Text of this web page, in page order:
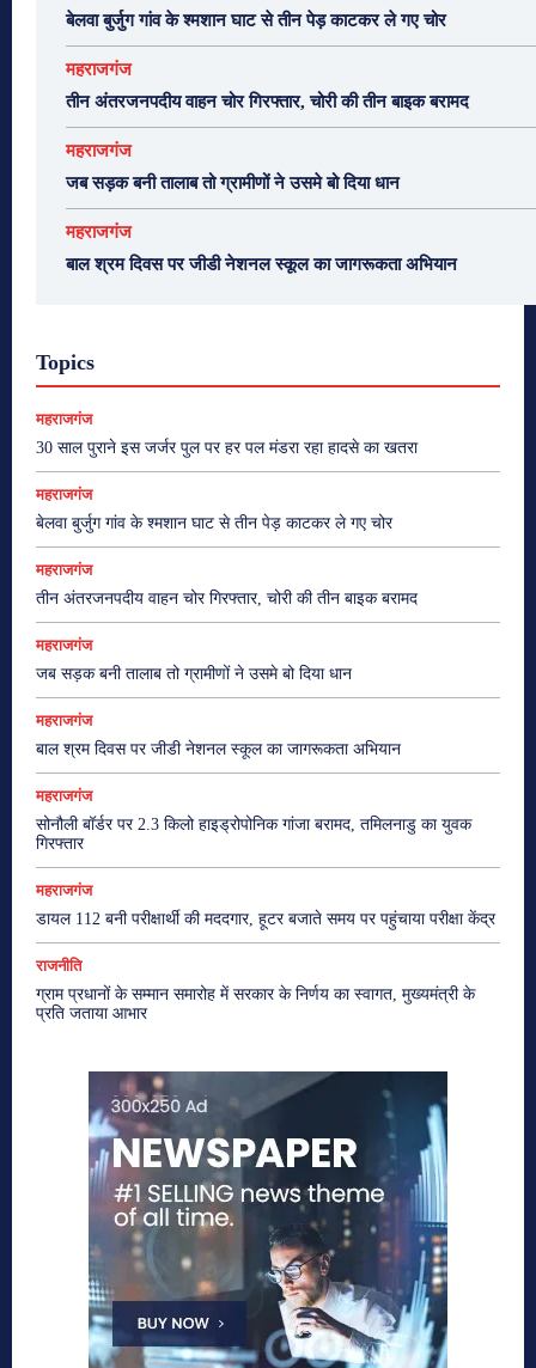
बेलवा बुर्जुग गांव के श्मशान घाट से तीन पेड़ काटकर ले गए चोर
महराजगंज
तीन अंतरजनपदीय वाहन चोर गिरफ्तार, चोरी की तीन बाइक बरामद
महराजगंज
जब सड़क बनी तालाब तो ग्रामीणों ने उसमे बो दिया धान
महराजगंज
बाल श्रम दिवस पर जीडी नेशनल स्कूल का जागरूकता अभियान
Topics
महराजगंज
30 साल पुराने इस जर्जर पुल पर हर पल मंडरा रहा हादसे का खतरा
महराजगंज
बेलवा बुर्जुग गांव के श्मशान घाट से तीन पेड़ काटकर ले गए चोर
महराजगंज
तीन अंतरजनपदीय वाहन चोर गिरफ्तार, चोरी की तीन बाइक बरामद
महराजगंज
जब सड़क बनी तालाब तो ग्रामीणों ने उसमे बो दिया धान
महराजगंज
बाल श्रम दिवस पर जीडी नेशनल स्कूल का जागरूकता अभियान
महराजगंज
सोनौली बॉर्डर पर 2.3 किलो हाइड्रोपोनिक गांजा बरामद, तमिलनाडु का युवक
गिरफ्तार
महराजगंज
डायल 112 बनी परीक्षार्थी की मददगार, हूटर बजाते समय पर पहुंचाया परीक्षा केंद्र
राजनीति
ग्राम प्रधानों के सम्मान समारोह में सरकार के निर्णय का स्वागत, मुख्यमंत्री के
प्रति जताया आभार